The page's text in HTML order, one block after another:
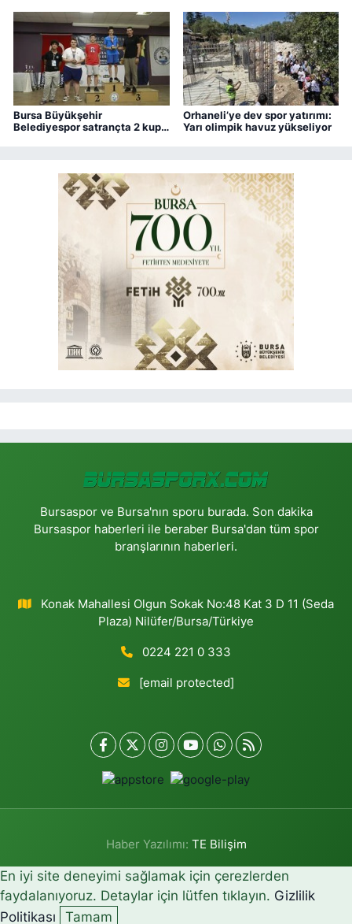
Bursa Büyükşehir
Belediyespor satrançta 2 kupa
Orhaneli’ye dev spor yatırımı:
Yarı olimpik havuz yükseliyor
Bursaspor ve Bursa'nın sporu burada. Son dakika
Bursaspor haberleri ile beraber Bursa'dan tüm spor
branşlarının haberleri.
Konak Mahallesi Olgun Sokak No:48 Kat 3 D 11 (Seda
Plaza) Nilüfer/Bursa/Türkiye
0224 221 0 333
[email protected]
Haber Yazılımı: TE Bilişim
En iyi site deneyimi sağlamak için çerezlerden
faydalanıyoruz. Detaylar için lütfen tıklayın. Gizlilik
Politikası
Tamam